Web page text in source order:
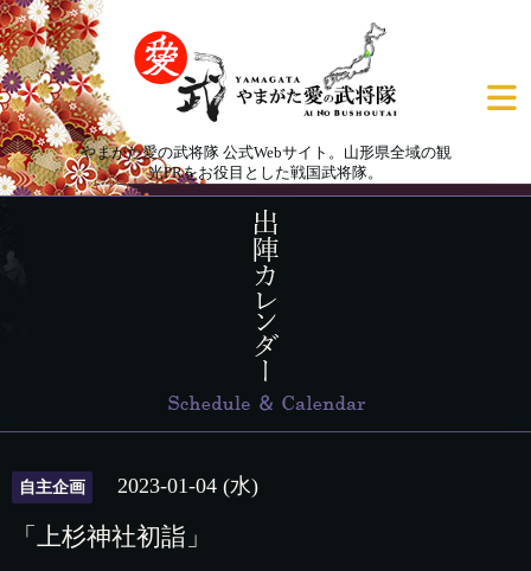
やまがた愛の武将隊 公式Webサイト。山形県全域の観
光PRをお役目とした戦国武将隊。
自主企画 2023-01-04 (水)
「上杉神社初詣」